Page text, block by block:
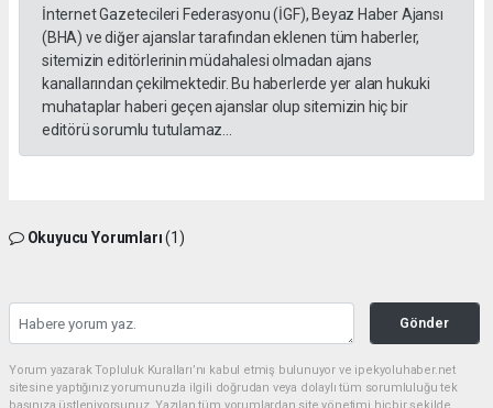
İnternet Gazetecileri Federasyonu (İGF), Beyaz Haber Ajansı
(BHA) ve diğer ajanslar tarafından eklenen tüm haberler,
sitemizin editörlerinin müdahalesi olmadan ajans
kanallarından çekilmektedir. Bu haberlerde yer alan hukuki
muhataplar haberi geçen ajanslar olup sitemizin hiç bir
editörü sorumlu tutulamaz...
Okuyucu Yorumları(1)
Gönder
Yorum yazarak Topluluk Kuralları’nı kabul etmiş bulunuyor ve ipekyoluhaber.net
sitesine yaptığınız yorumunuzla ilgili doğrudan veya dolaylı tüm sorumluluğu tek